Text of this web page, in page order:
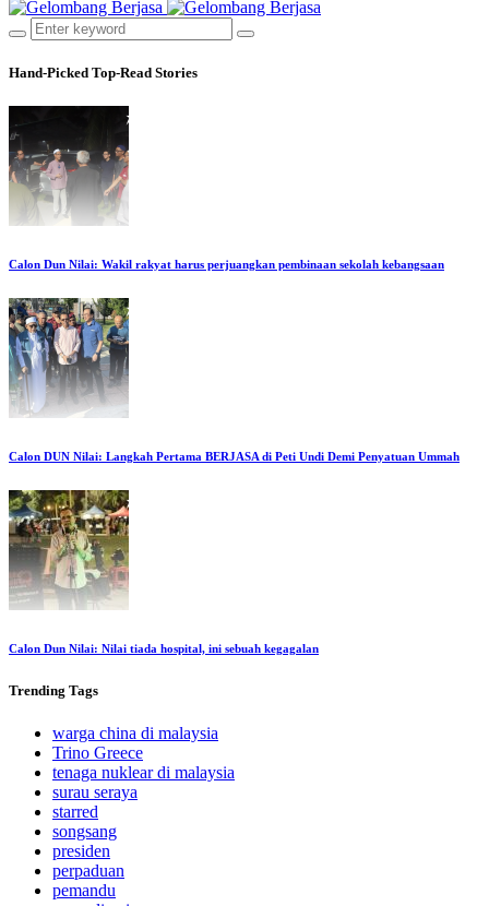
Hand-Picked Top-Read Stories
Calon Dun Nilai: Wakil rakyat harus perjuangkan pembinaan sekolah kebangsaan
Calon DUN Nilai: Langkah Pertama BERJASA di Peti Undi Demi Penyatuan Ummah
Calon Dun Nilai: Nilai tiada hospital, ini sebuah kegagalan
Trending Tags
warga china di malaysia
Trino Greece
tenaga nuklear di malaysia
surau seraya
starred
songsang
presiden
perpaduan
pemandu